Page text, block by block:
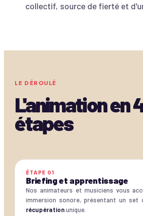
collectif, source de fierté et
LE DÉROULÉ
L'animation en
étapes
ÉTAPE 01
Briefing et apprentissage
Nos animateurs et musiciens vous
immersion sonore, présentant un set
récupérationunique.